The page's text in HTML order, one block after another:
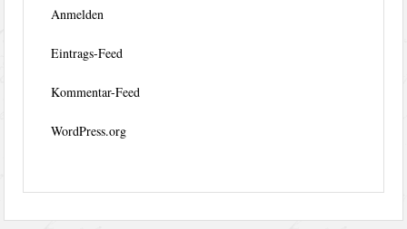
Anmelden
Eintrags-Feed
Kommentar-Feed
WordPress.org